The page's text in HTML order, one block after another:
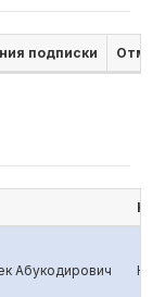
подписки
Абукодирович